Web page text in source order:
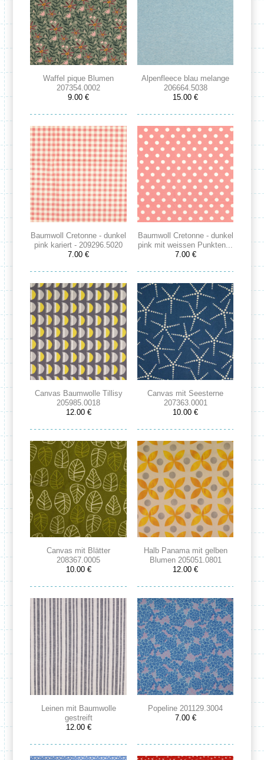
Waffel pique Blumen
207354.0002
9.00 €
Alpenfleece blau melange
206664.5038
15.00 €
Baumwoll Cretonne - dunkel
pink kariert - 209296.5020
7.00 €
Baumwoll Cretonne - dunkel
pink mit weissen Punkten...
7.00 €
Canvas Baumwolle Tillisy
205985.0018
12.00 €
Canvas mit Seesterne
207363.0001
10.00 €
Canvas mit Blätter
208367.0005
10.00 €
Halb Panama mit gelben
Blumen 205051.0801
12.00 €
Leinen mit Baumwolle
gestreift
12.00 €
Popeline 201129.3004
7.00 €